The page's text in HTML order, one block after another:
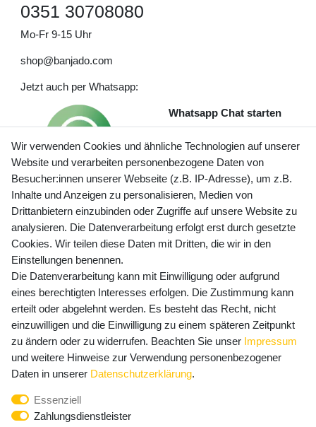
0351 30708080
Mo-Fr 9-15 Uhr
shop@banjado.com
Jetzt auch per Whatsapp:
Whatsapp Chat starten
Preisangaben inkl. gesetzl. MwSt. und zzgl. Service- und
Versandkosten
Newsletter Anmeldung - Keine Angebote
mehr verpassen!
E-MAIL **
Newsletter
Honig
Hiermit bestätige ich, dass ich dieDaten­schutz­erklärung
widerrufen.**
Wir verwenden Cookies und ähnliche Technologien auf unserer
Website und verarbeiten personenbezogene Daten von
Besucher:innen unserer Webseite (z.B. IP-Adresse), um z.B.
Inhalte und Anzeigen zu personalisieren, Medien von
Drittanbietern einzubinden oder Zugriffe auf unsere Website zu
analysieren. Die Datenverarbeitung erfolgt erst durch gesetzte
Cookies. Wir teilen diese Daten mit Dritten, die wir in den
Einstellungen benennen.
Die Datenverarbeitung kann mit Einwilligung oder aufgrund
eines berechtigten Interesses erfolgen. Die Zustimmung kann
erteilt oder abgelehnt werden. Es besteht das Recht, nicht
einzuwilligen und die Einwilligung zu einem späteren Zeitpunkt
zu ändern oder zu widerrufen. Beachten Sie unser Impressum
und weitere Hinweise zur Verwendung personenbezogener
Daten in unserer Daten­schutz­erklärung.
Essenziell
Zahlungsdienstleister